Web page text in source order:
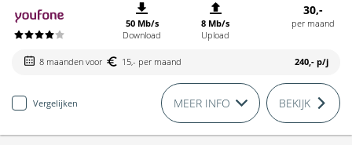
50 Mb/s
Download
8 Mb/s
Upload
30,-
per maand
8 maanden voor 15,- per maand 240,- p/j
Vergelijken MEER INFO BEKIJK